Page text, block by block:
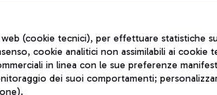
(cookie tecnici), per effettuare statistiche
cookie analitici non assimilabili ai cookie
in linea con le sue preferenze
dei suoi comportamenti;